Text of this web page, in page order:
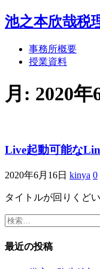
池之本欣哉税
事務所概要
授業資料
月: 2020年
Live起動可能な
2020年6月16日 kinya 0
タイトルが回りくど
検
最近の投稿